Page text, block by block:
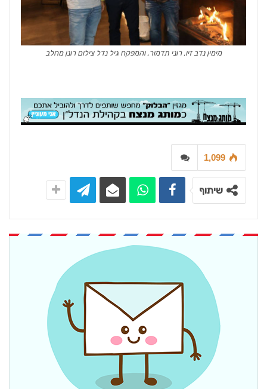
מימין נדב זיו, רוני תדמור, והמפקח גיל נדל צילום רונן מחלב
1,099
שיתוף